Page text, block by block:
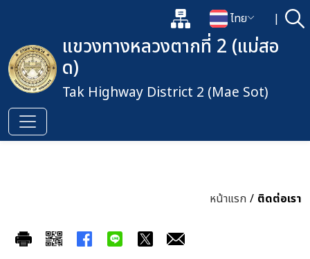
แผนผังเว็บไซต์
เปลี่ยนภาษา
ไทย | ค้
เปิดกล่องค้นหาข้อมูลหลักของเ
แขวงทางหลวงตากที่ 2 (แม่สอ
ด)
Tak Highway District 2 (Mae Sot)
หน้าแรก / ติดต่อเรา